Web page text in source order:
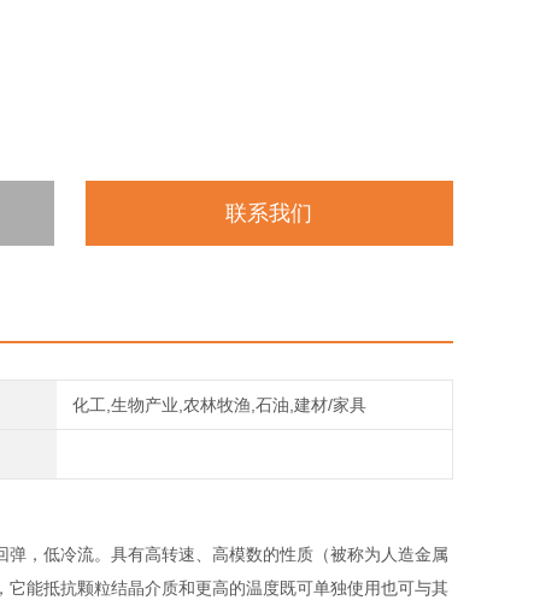
联系我们
化工,生物产业,农林牧渔,石油,建材/家具
，低冷流。具有高转速、高模数的性质（被称为人造金属
能抵抗颗粒结晶介质和更高的温度既可单独使用也可与其